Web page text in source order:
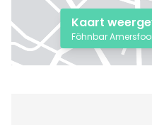
Kaart
Föhnbar